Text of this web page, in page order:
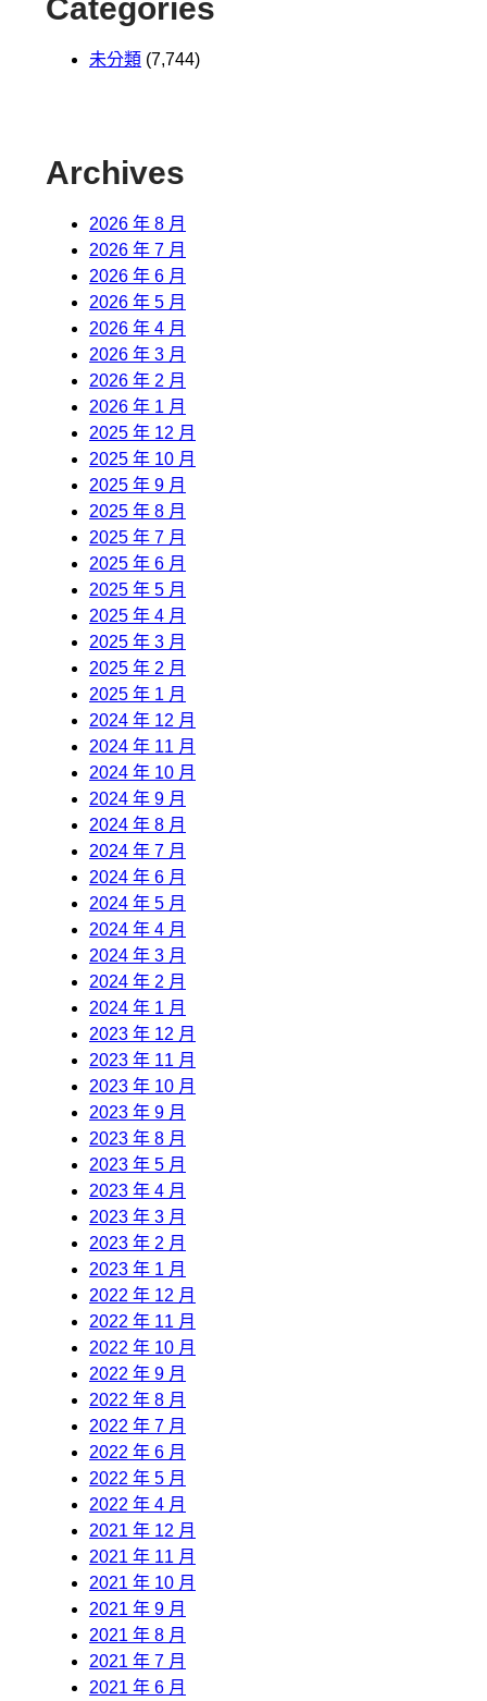
Categories
未分類 (7,744)
Archives
2026 年 8 月
2026 年 7 月
2026 年 6 月
2026 年 5 月
2026 年 4 月
2026 年 3 月
2026 年 2 月
2026 年 1 月
2025 年 12 月
2025 年 10 月
2025 年 9 月
2025 年 8 月
2025 年 7 月
2025 年 6 月
2025 年 5 月
2025 年 4 月
2025 年 3 月
2025 年 2 月
2025 年 1 月
2024 年 12 月
2024 年 11 月
2024 年 10 月
2024 年 9 月
2024 年 8 月
2024 年 7 月
2024 年 6 月
2024 年 5 月
2024 年 4 月
2024 年 3 月
2024 年 2 月
2024 年 1 月
2023 年 12 月
2023 年 11 月
2023 年 10 月
2023 年 9 月
2023 年 8 月
2023 年 5 月
2023 年 4 月
2023 年 3 月
2023 年 2 月
2023 年 1 月
2022 年 12 月
2022 年 11 月
2022 年 10 月
2022 年 9 月
2022 年 8 月
2022 年 7 月
2022 年 6 月
2022 年 5 月
2022 年 4 月
2021 年 12 月
2021 年 11 月
2021 年 10 月
2021 年 9 月
2021 年 8 月
2021 年 7 月
2021 年 6 月